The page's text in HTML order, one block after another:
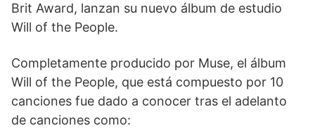
Brit Award, lanzan su nuevo álbum de estudio
Will of the People.
Completamente producido por Muse, el álbum
Will of the People, que está compuesto por 10
canciones fue dado a conocer tras el adelanto
de canciones como: